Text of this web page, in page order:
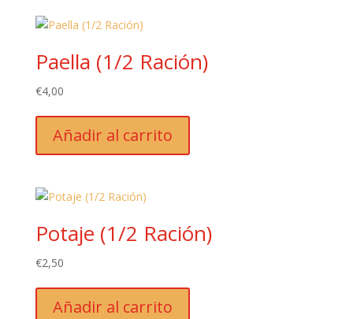
Paella (1/2 Ración)
€4,00
Añadir al carrito
Potaje (1/2 Ración)
€2,50
Añadir al carrito